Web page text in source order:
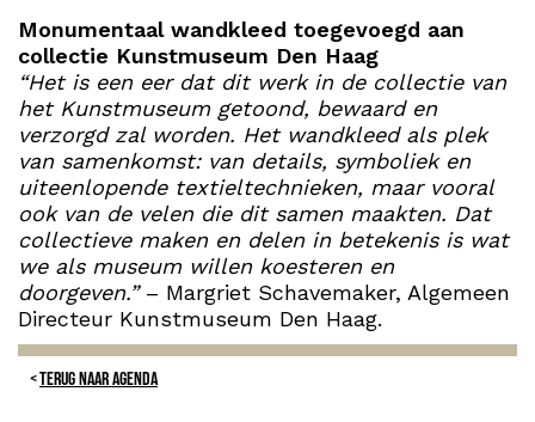
Monumentaal wandkleed toegevoegd aan
collectie Kunstmuseum Den Haag
“Het is een eer dat dit werk in de collectie van
het Kunstmuseum getoond, bewaard en
verzorgd zal worden. Het wandkleed als plek
van samenkomst: van details, symboliek en
uiteenlopende textieltechnieken, maar vooral
ook van de velen die dit samen maakten. Dat
collectieve maken en delen in betekenis is wat
we als museum willen koesteren en
doorgeven.” – Margriet Schavemaker, Algemeen
Directeur Kunstmuseum Den Haag.
TERUG NAAR AGENDA